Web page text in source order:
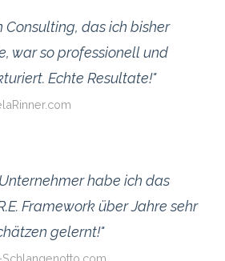
Consulting, das ich bisher
war so professionell und
Echte Resultate!"
habe ich das
Framework über Jahre sehr
gelernt!"